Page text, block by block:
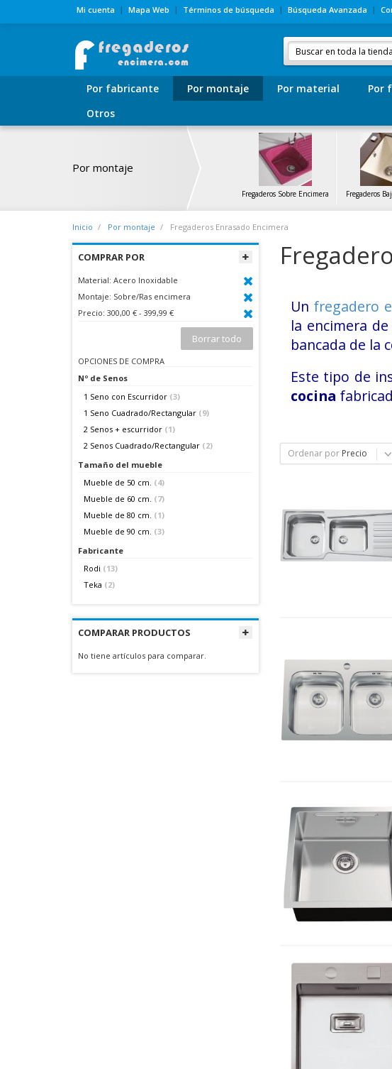
Mi cuenta Mapa Web Términos de búsqueda Búsqueda Avanzada
Por fabricante Por montaje Por material Por
Otros
Por montaje
Fregaderos Sobre Encimera Fregaderos
Inicio Por montaje Fregaderos Enrasado Encimera
COMPRAR POR
Material: Acero Inoxidable
Montaje: Sobre/Ras encimera
Precio: 300,00 € - 399,99 €
Borrar todo
OPCIONES DE COMPRA
Nº de Senos
1 Seno con Escurridor (3)
1 Seno Cuadrado/Rectangular (9)
2 Senos + escurridor (1)
2 Senos Cuadrado/Rectangular (2)
Tamaño del mueble
Mueble de 50 cm. (4)
Mueble de 60 cm. (7)
Mueble de 80 cm. (1)
Mueble de 90 cm. (3)
Fabricante
Rodi (13)
Teka (2)
COMPARAR PRODUCTOS
No tiene artículos para comparar.
Un fregadero
la encimera
bancada de la
Este tipo de
cocina
Ordenar por Precio